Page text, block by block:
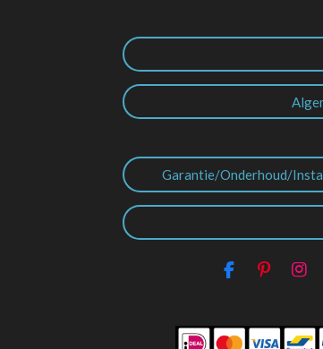
Garantie/Onderhoud/
F
e
b
P
t
e
I
t
a